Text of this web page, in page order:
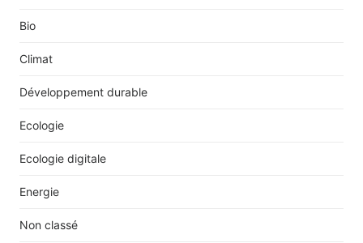
Bio
Climat
Développement durable
Ecologie
Ecologie digitale
Energie
Non classé